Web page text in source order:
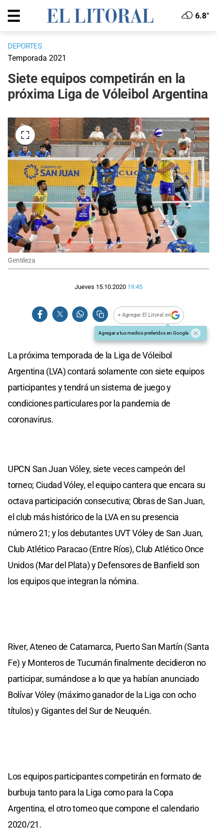
6.8°
DEPORTES
Temporada 2021
Siete equipos competirán en la
próxima Liga de Vóleibol Argentina
Gentileza
Jueves 15.10.2020 19:45
+ Agregar El Litoral en
Agregar a tus medios preferidos en Google
La próxima temporada de la Liga de Vóleibol
Argentina (LVA) contará solamente con siete equipos
participantes y tendrá un sistema de juego y
condiciones particulares por la pandemia de
coronavirus.
UPCN San Juan Vóley, siete veces campeón del
torneo; Ciudad Vóley, el equipo cantera que encara su
octava participación consecutiva; Obras de San Juan,
el club más histórico de la LVA en su presencia
número 21; y los debutantes UVT Vóley de San Juan,
Club Atlético Paracao (Entre Ríos), Club Atlético Once
Unidos (Mar del Plata) y Defensores de Banfield son
los equipos que integran la nómina.
River, Ateneo de Catamarca, Puerto San Martín (Santa
Fe) y Monteros de Tucumán finalmente decidieron no
participar, sumándose a lo que ya habían anunciado
Bolívar Vóley (máximo ganador de la Liga con ocho
títulos) y Gigantes del Sur de Neuquén.
Los equipos participantes competirán en formato de
burbuja tanto para la Liga como para la Copa
Argentina, el otro torneo que compone el calendario
2020/21.